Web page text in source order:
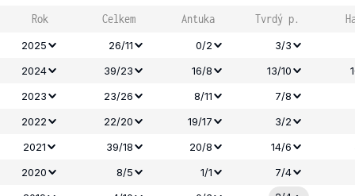
Rok Celkem Antuka Tvrdý p.
2025 26/11 0/2
3/3
2024
39/23 16/8 13/10
2023
23/26 8/11
7/8
2022
22/20 19/17
3/2
2021
39/18 20/8 14/6
2020
8/5 1/1
7/4